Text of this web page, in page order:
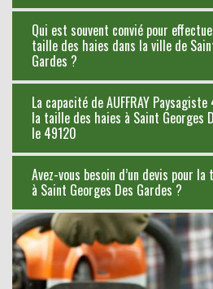
Qui est souvent convié pour
taille des haies dans la ville de
Gardes ?
La capacité de AUFFRAY
la taille des haies à Saint Georges
le 49120
Avez-vous besoin d’un devis pour
à Saint Georges Des Gardes ?